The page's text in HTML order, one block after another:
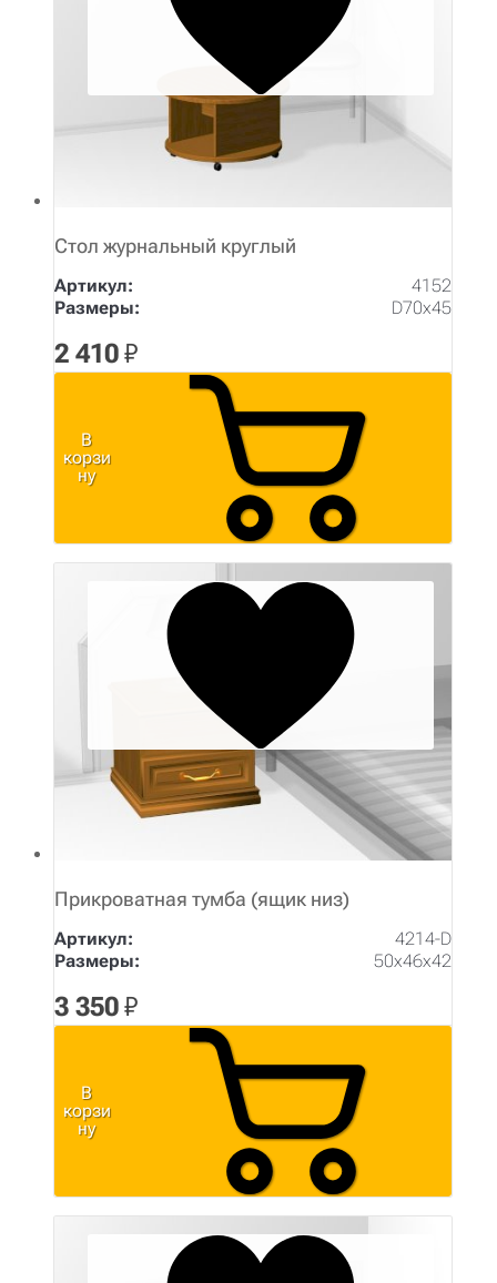
Стол журнальный круглый
Артикул:
4152
Размеры:
D70х45
2 410₽
В
корзи
ну
Прикроватная тумба (ящик низ)
Артикул:
4214-D
Размеры:
50х46х42
3 350₽
В
корзи
ну